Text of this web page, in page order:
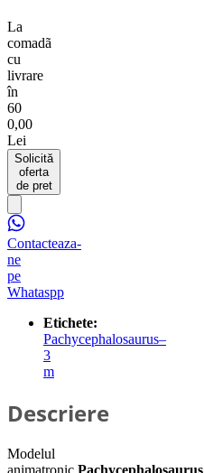
La
comadã
cu
livrare
în
60
0,00
Lei
Solicită
oferta
de pret
Contacteaza-
ne
pe
Whataspp
Etichete:
Pachycephalosaurus–
3
m
Descriere
Modelul
animatronic Pachycephalosaurus